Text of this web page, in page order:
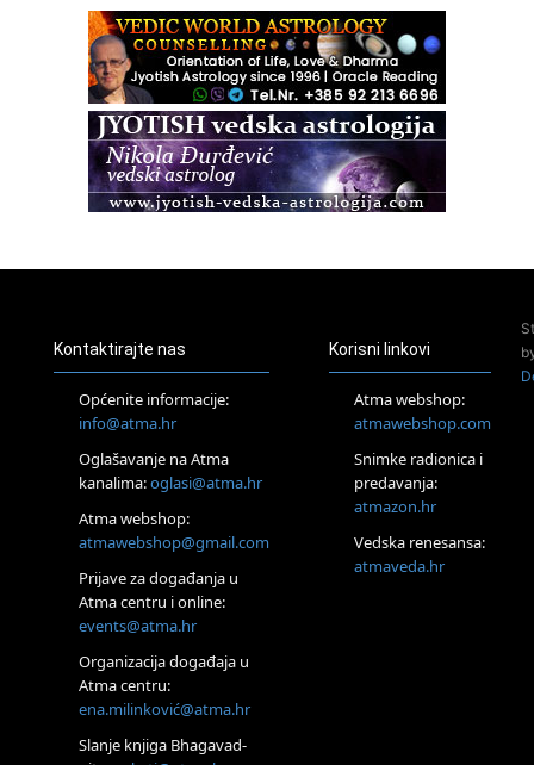
Zagreb+Online
Osnovni ThetaHealing® tečaj, Zagreb i Online
Zagreb
Osnovna radionica za izscjeljivanje pranom (Basic Pranic
Healing course)
Access BARS®, otpusti stres
Pjesma srca / Zagreb
Tečaj Višeg Vodstva, razvijanja intuicije i Akaša zapisa
Online
Upisi u program Profesionalni hipnoterapeut — nova
Online
Postanite Nositelj Vibracije Nove Zemlje
Visoko
Alemka Dauskardt – Jednodnevna radionica sistemskih
konstelacija
Zagreb
HOD PO ŽERAVICI – Seminar koji mijenja tijelo, duh i um
Kontaktirajte nas
Općenite informacije:
info@atma.hr
Oglašavanje na Atma
kanalima:oglasi@atma.hr
Atma webshop:
atmawebshop@gmail.com
Prijave za događanja u
Atma centru i online:
events@atma.hr
Organizacija događaja u
Atma centru:
ena.milinković@atma.hr
Slanje knjiga Bhagavad-
Korisni linkovi
Atma webshop:
atmawebshop.com
Snimke radionica i
predavanja:
atmazon.hr
Vedska renesansa:
atmaveda.hr